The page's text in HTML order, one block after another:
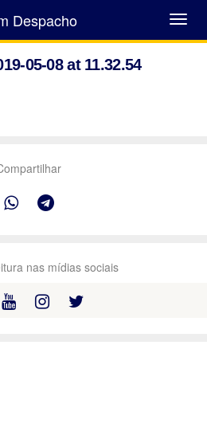
Abrir
Menu
Despacho
05-08 at 11.32.54
nas mídias sociais